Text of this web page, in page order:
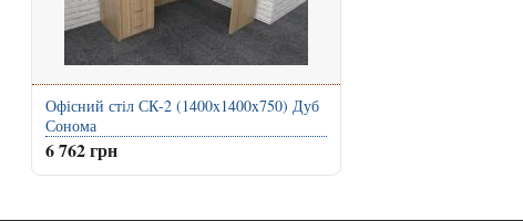
Офісний стіл СК-2 (1400x1400x750) Дуб
Сонома
6 762 грн